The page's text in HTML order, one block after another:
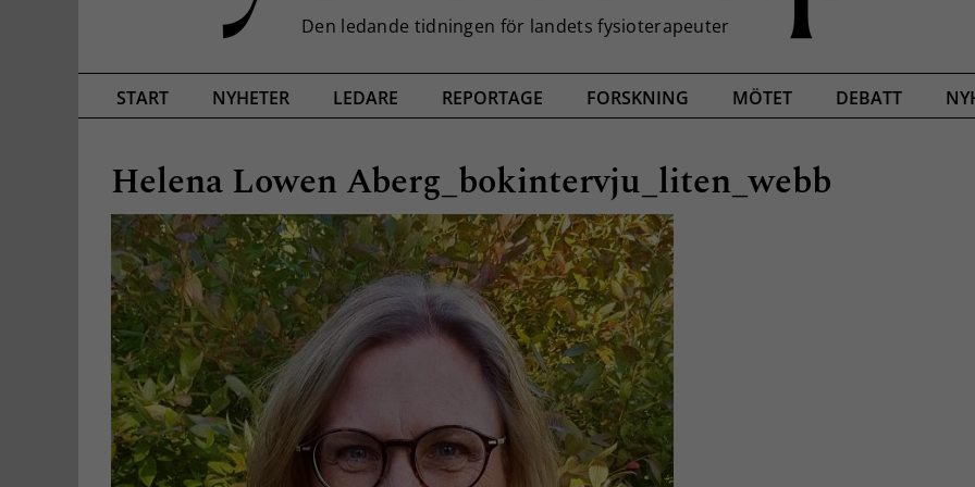
START NYHETER LEDARE REPORTAGE FORSKNING MÖTET DEBATT
Helena Lowen Aberg_bokintervju_liten_webb